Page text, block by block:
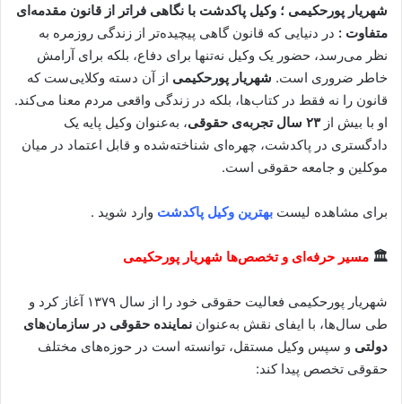
شهریار پورحکیمی ؛ وکیل پاکدشت با نگاهی فراتر از قانون مقدمه‌ای
متفاوت : در دنیایی که قانون گاهی پیچیده‌تر از زندگی روزمره به
نظر می‌رسد، حضور یک وکیل نه‌تنها برای دفاع، بلکه برای آرامش
خاطر ضروری است. شهریار پورحکیمی از آن دسته وکلایی‌ست که
قانون را نه فقط در کتاب‌ها، بلکه در زندگی واقعی مردم معنا می‌کند.
او با بیش از۲۳ سال تجربه‌ی حقوقی
، به‌عنوان وکیل پایه یک
دادگستری در پاکدشت، چهره‌ای شناخته‌شده و قابل اعتماد در میان
موکلین و جامعه حقوقی است.
برای مشاهده لیست بهترین وکیل پاکدشت وارد شوید .
🏛️ مسیر حرفه‌ای و تخصص‌ها شهریار پورحکیمی
شهریار پورحکیمی فعالیت حقوقی خود را از سال ۱۳۷۹ آغاز کرد و
طی سال‌ها، با ایفای نقش به‌عنوان نماینده حقوقی در سازمان‌های
دولتی و سپس وکیل مستقل، توانسته است در حوزه‌های مختلف
حقوقی تخصص پیدا کند: